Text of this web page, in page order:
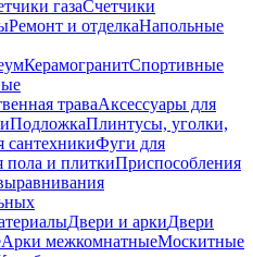
газаСчетчики
Ремонт и отделкаНапольные
КерамогранитСпортивные
траваАксессуары для
ПодложкаПлинтусы, уголки,
сантехникиФуги для
и плиткиПриспособления
Двери и аркиДвери
Арки межкомнатныеМоскитные